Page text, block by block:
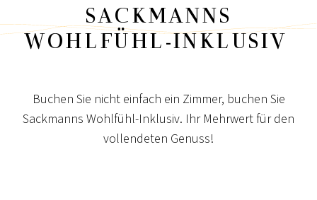
SACKMANNS
WOHLFÜHL-INKLUSIV
Buchen Sie nicht einfach ein Zimmer, buchen Sie
Sackmanns Wohlfühl-Inklusiv. Ihr Mehrwert für den
vollendeten Genuss!